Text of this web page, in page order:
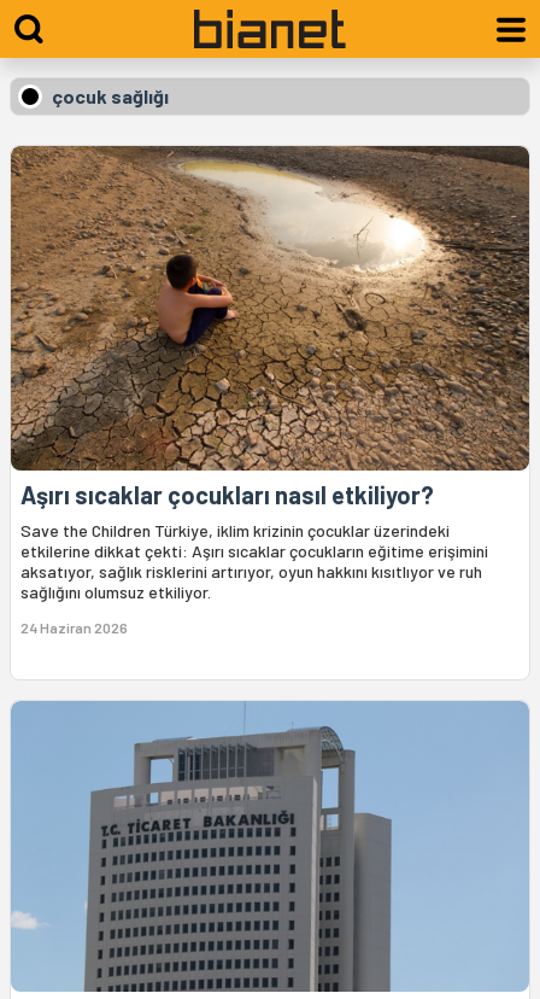
çocuk sağlığı
Aşırı sıcaklar çocukları nasıl etkiliyor?
Save the Children Türkiye, iklim krizinin çocuklar üzerindeki
etkilerine dikkat çekti: Aşırı sıcaklar çocukların eğitime erişimini
aksatıyor, sağlık risklerini artırıyor, oyun hakkını kısıtlıyor ve ruh
sağlığını olumsuz etkiliyor.
24 Haziran 2026